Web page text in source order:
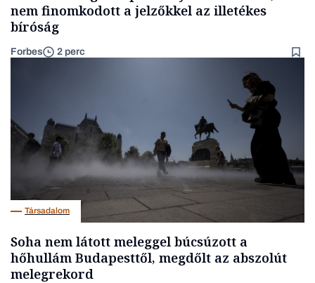
nem finomkodott a jelzőkkel az illetékes
bíróság
Forbes 2 perc
Társadalom
Soha nem látott meleggel búcsúzott a
hőhullám Budapesttől, megdőlt az abszolút
melegrekord